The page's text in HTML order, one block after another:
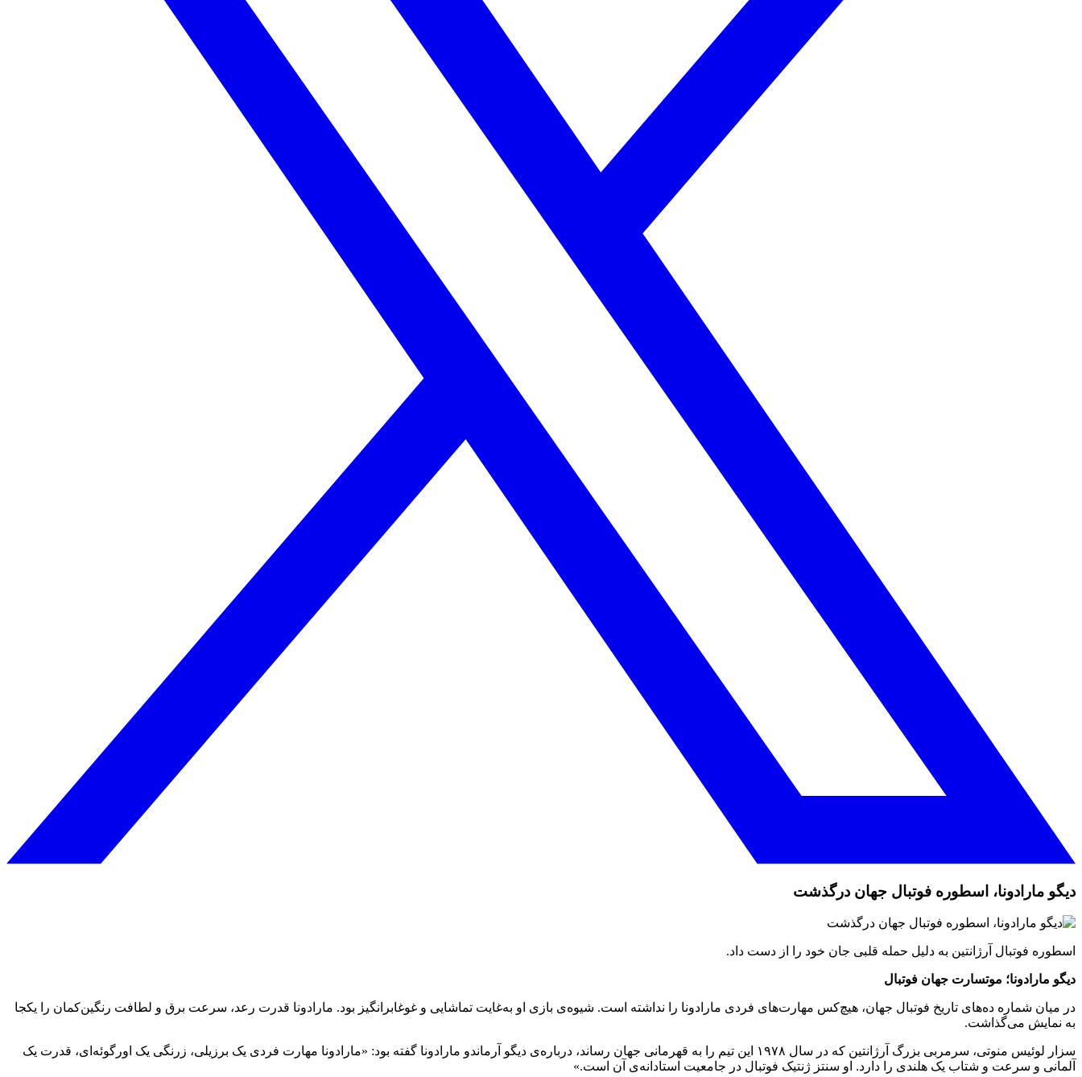
دیگو مارادونا، اسطوره فوتبال جهان درگذشت
اسطوره فوتبال آرژانتین به دلیل حمله قلبی جان خود را از دست داد.
دیگو مارادونا؛ موتسارت جهان فوتبال
در میان شماره ده‌های تاریخ فوتبال جهان، هیچ‌کس مهارت‌های فردی مارادونا را نداشته است. شیوه‌ی بازی او به‌غایت تماشایی و غوغابرانگیز بود. مارادونا قدرت رعد، سرعت برق و لطافت رنگین‌کمان را یکجا
به نمایش می‌گذاشت.
سزار لوئیس منوتی، سرمربی بزرگ آرژانتین که در سال ۱۹۷۸ این تیم را به قهرمانی جهان رساند، درباره‌ی دیگو آرماندو مارادونا گفته بود: «مارادونا مهارت فردی یک برزیلی، زرنگی یک اورگوئه‌ای، قدرت یک
آلمانی و سرعت و شتاب یک هلندی را دارد. او سنتز ژنتیک فوتبال در جامعیت استادانه‌ی آن است.»